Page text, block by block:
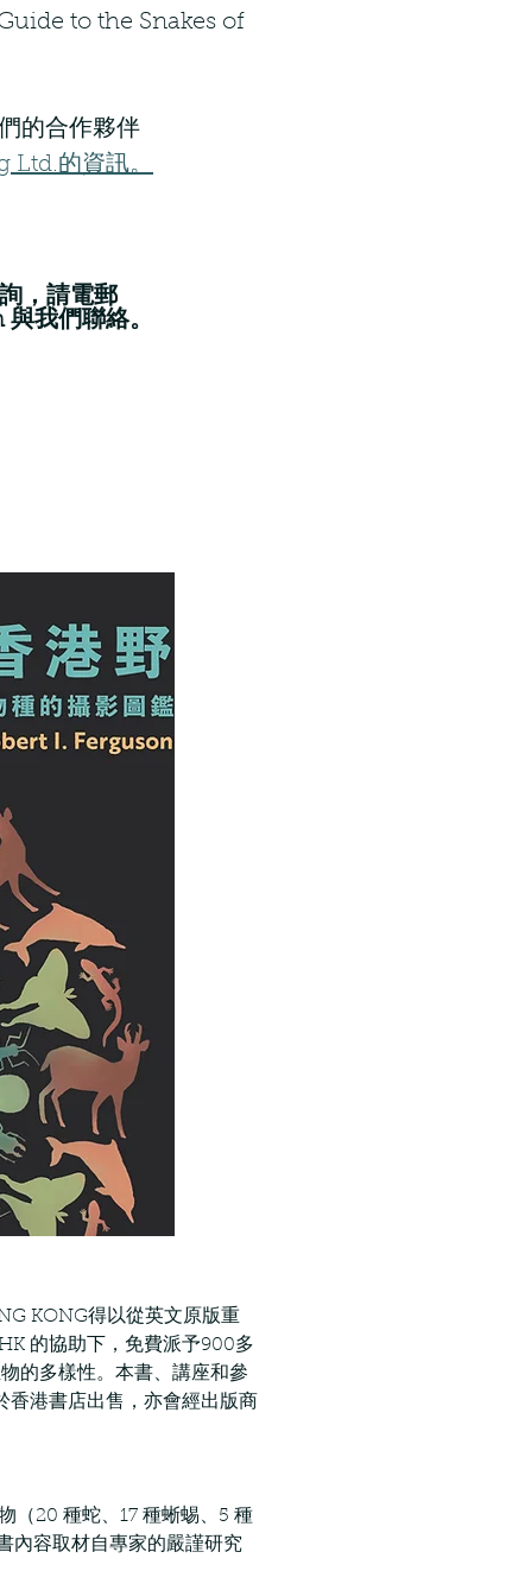
to the Snakes of
的合作夥伴
的資訊。
，請電郵
與我們聯絡。
KONG得以從英文原版重
的協助下，免費派予900多
的多樣性。本書、講座和參
香港書店出售，亦會經出版商
（20 種蛇、17 種蜥蜴、5 種
內容取材自專家的嚴謹研究